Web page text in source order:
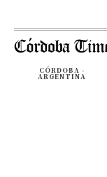
CÓRDOBA -
ARGENTINA